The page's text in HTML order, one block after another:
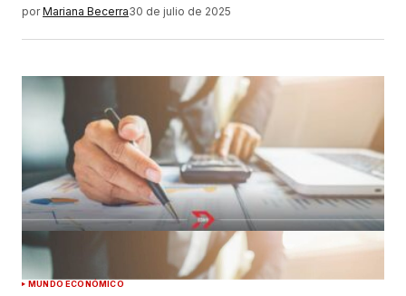
por Mariana Becerra30 de julio de 2025
MUNDO ECONÓMICO